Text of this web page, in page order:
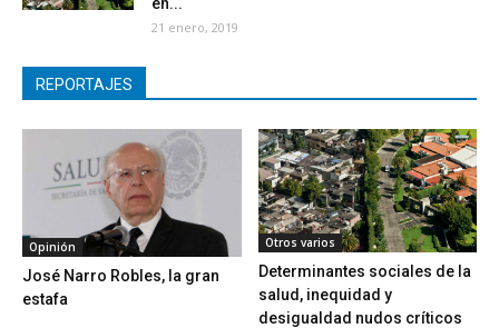
21 enero, 2019
REPORTAJES
Opinión
José Narro Robles, la gran
estafa
Otros varios
Determinantes sociales de la
salud, inequidad y
desigualdad nudos críticos